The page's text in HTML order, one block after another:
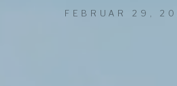
FEBRUAR 29,